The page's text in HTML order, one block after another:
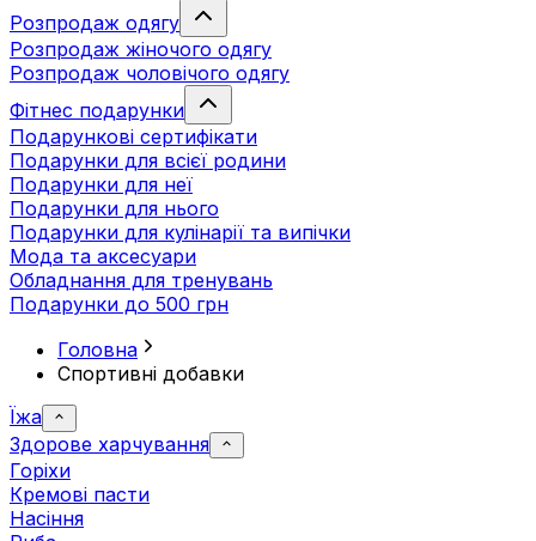
Розпродаж одягу
Розпродаж жіночого одягу
Розпродаж чоловічого одягу
Фітнес подарунки
Подарункові сертифікати
Подарунки для всієї родини
Подарунки для неї
Подарунки для нього
Подарунки для кулінарії та випічки
Мода та аксесуари
Обладнання для тренувань
Подарунки до 500 грн
Головна
Спортивні добавки
Їжа
Здорове харчування
Горіхи
Кремові пасти
Насіння